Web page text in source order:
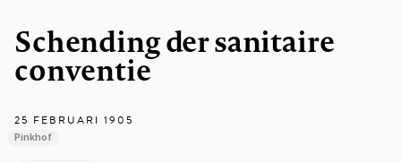
Schending der sanitaire
conventie
25 FEBRUARI 1905
Pinkhof